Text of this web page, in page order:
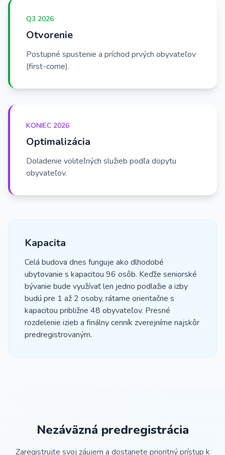
Q3 2026
Otvorenie
Postupné spustenie a príchod prvých obyvateľov
(first-come).
KONIEC 2026
Optimalizácia
Doladenie voliteľných služieb podľa dopytu
obyvateľov.
Kapacita
Celá budova dnes funguje ako dlhodobé
ubytovanie s kapacitou 96 osôb. Keďže seniorské
bývanie bude využívať len jedno podlažie a izby
budú pre 1 až 2 osoby, rátame orientačne s
kapacitou približne 48 obyvateľov. Presné
rozdelenie izieb a finálny cenník zverejníme najskôr
predregistrovaným.
Nezáväzná predregistrácia
Zaregistrujte svoj záujem a dostanete prioritný prístup k